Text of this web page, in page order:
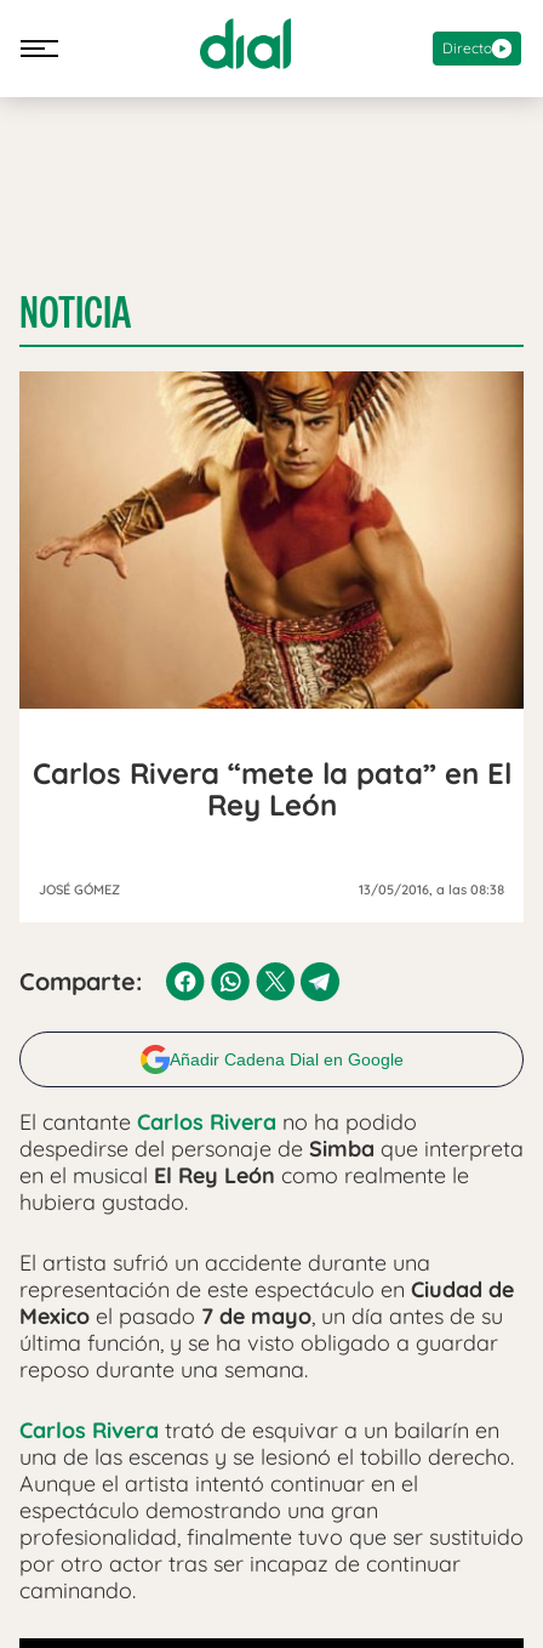
Directo
NOTICIA
Carlos Rivera “mete la pata” en El
Rey León
JOSÉ GÓMEZ 13/05/2016 , a las 08:38
Comparte:
Añadir Cadena Dial en Google
El cantante Carlos Rivera no ha podido
despedirse del personaje de Simba que interpreta
en el musical El Rey León como realmente le
hubiera gustado.
El artista sufrió un accidente durante una
representación de este espectáculo en Ciudad de
Mexico el pasado 7 de mayo, un día antes de su
última función, y se ha visto obligado a guardar
reposo durante una semana.
Carlos Rivera trató de esquivar a un bailarín en
una de las escenas y se lesionó el tobillo derecho.
Aunque el artista intentó continuar en el
espectáculo demostrando una gran
profesionalidad, finalmente tuvo que ser sustituido
por otro actor tras ser incapaz de continuar
caminando.